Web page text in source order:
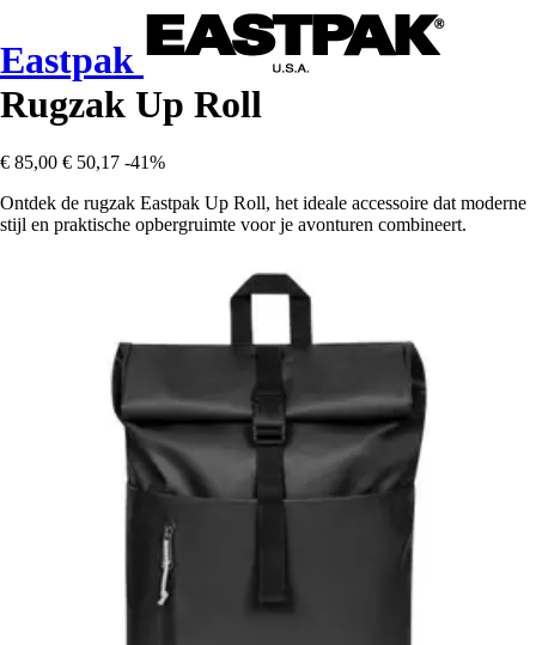
Eastpak
Rugzak Up Roll
€ 85,00 € 50,17 -41%
Ontdek de rugzak Eastpak Up Roll, het ideale accessoire dat moderne
stijl en praktische opbergruimte voor je avonturen combineert.